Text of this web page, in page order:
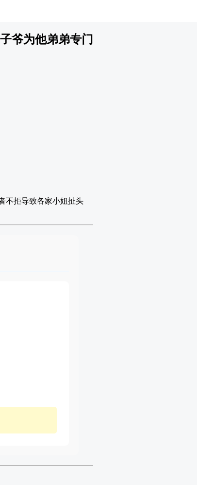
爷为他弟弟专门
不拒导致各家小姐扯头